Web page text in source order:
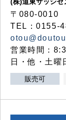
〒080-0010
TEL：0155-
営業時間：
日・他・土曜
販売可